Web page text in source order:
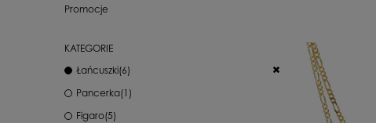
Promocje
KATEGORIE
Łańcuszki(6)
Pancerka(1)
Figaro(5)